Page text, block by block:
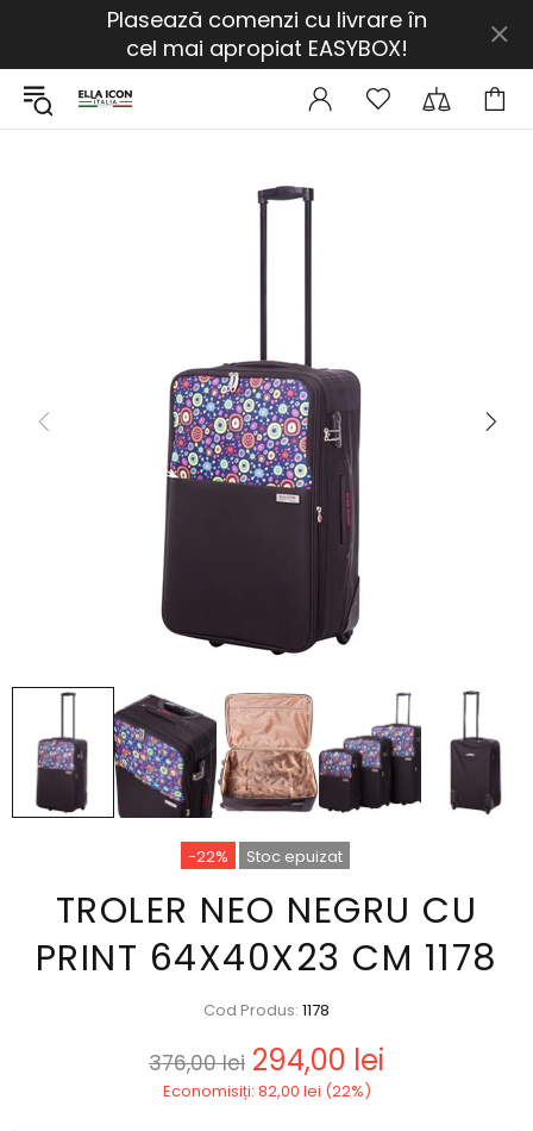
Plasează comenzi cu livrare în
cel mai apropiat EASYBOX!
-22% Stoc epuizat
TROLER NEO NEGRU CU
PRINT 64X40X23 CM 1178
Cod Produs: 1178
376,00 lei 294,00 lei
Economisiți: 82,00 lei (22%)